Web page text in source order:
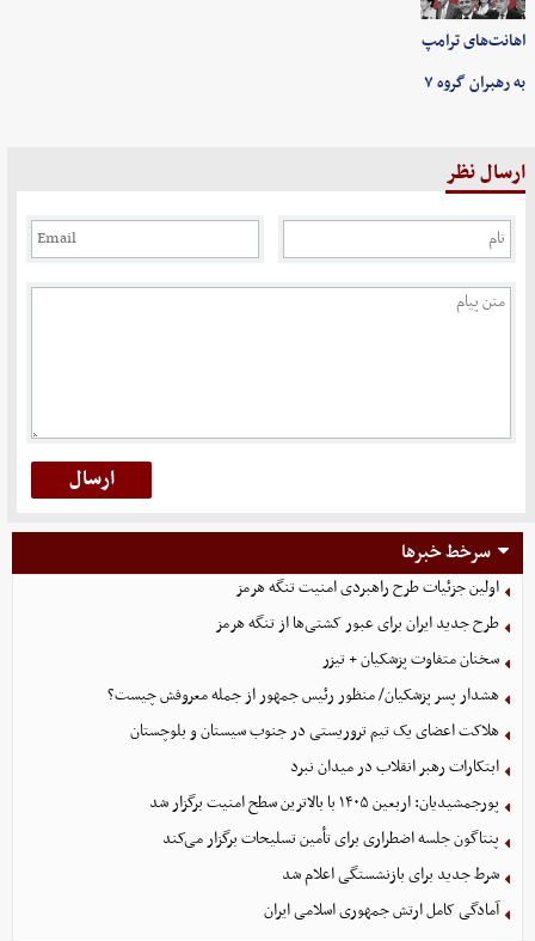
اهانت‌های ترامپ
به رهبران گروه ۷
ارسال نظر
سرخط خبرها
اولین جزئیات طرح راهبردی امنیت تنگه هرمز
طرح جدید ایران برای عبور کشتی‌ها از تنگه هرمز
سخنان متفاوت پزشکیان + تیزر
هشدار پسر پزشکیان/ منظور رئیس جمهور از جمله معروفش چیست؟
هلاکت اعضای یک تیم تروریستی در جنوب سیستان و بلوچستان
ابتکارات رهبر انقلاب در میدان نبرد
پورجمشیدیان: اربعین ۱۴۰۵ با بالاترین سطح امنیت برگزار شد
پنتاگون جلسه اضطراری برای تأمین تسلیحات برگزار می‌کند
شرط جدید برای بازنشستگی اعلام شد
آمادگی کامل ارتش جمهوری اسلامی ایران